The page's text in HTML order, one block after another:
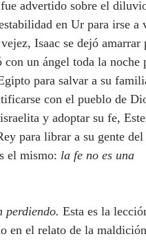
advertido sobre el
en Ur para irse a
Isaac se dejó amarrar
un ángel toda la noche
para salvar a su
con el pueblo de
y adoptar su fe,
para librar a su gente del
el mismo: la fe no es una
perdiendo. Esta es la
en el relato de la